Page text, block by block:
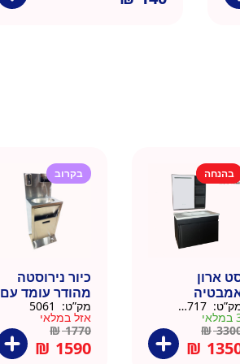
בהנחה
ארון
שחור
סמ
₪
₪
בקרוב
כיור נירוסטה
מהודר עומד עם
פח אשפה
ברצלונה
מק”ט:
אזל במלאי
₪1770
₪ 1590